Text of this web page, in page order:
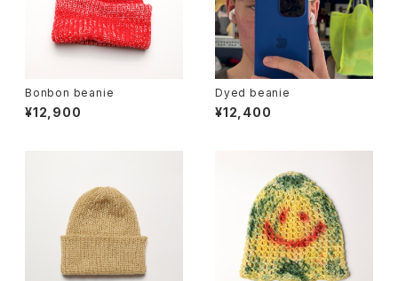
Bonbon beanie
¥12,900
Dyed beanie
¥12,400